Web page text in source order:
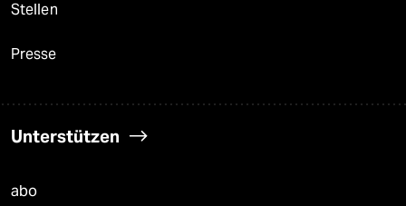
Stellen
Presse
Unterstützen
abo